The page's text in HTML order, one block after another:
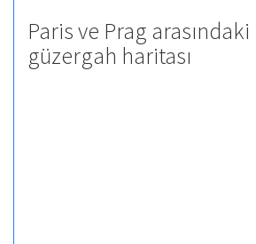
Paris ve Prag
güzergah haritası